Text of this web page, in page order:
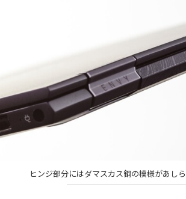
ヒンジ部分にはダマスカス鋼の模様があし